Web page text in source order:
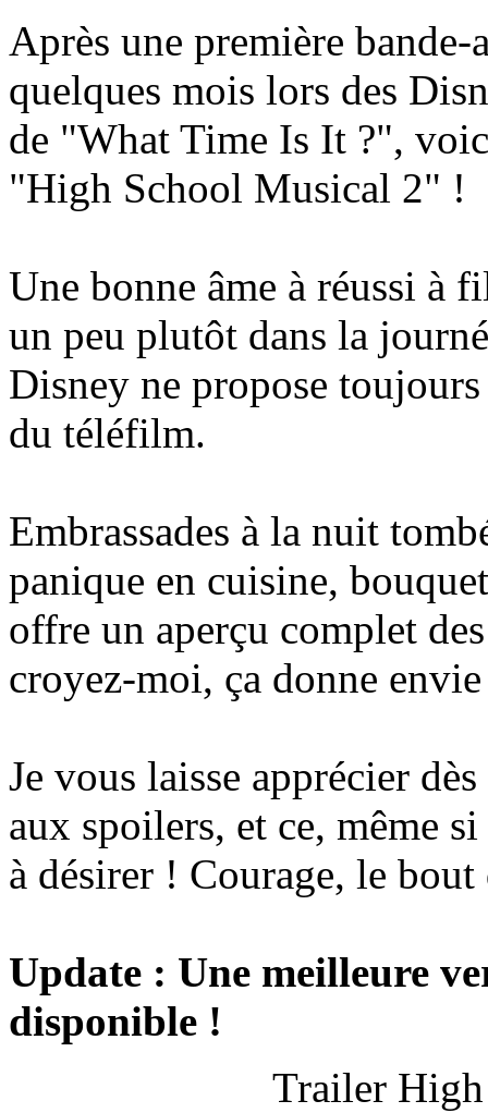
Après une première
quelques mois lors des
de "What Time Is It ?",
"High School Musical 2" !
Une bonne âme à réussi à
un peu plutôt dans la
Disney ne propose
du téléfilm.
Embrassades à la nuit
panique en cuisine,
offre un aperçu complet
croyez-moi, ça donne
Je vous laisse apprécier
aux spoilers, et ce, même
à désirer ! Courage, le
Update : Une meilleure
disponible !
Trailer